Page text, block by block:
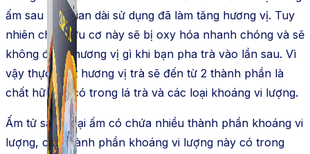
ấm sau thời gian dài sử dụng đã làm tăng hương vị. Tuy
nhiên chất hữu cơ này sẽ bị oxy hóa nhanh chóng và sẽ
không để lại hương vị gì khi bạn pha trà vào lần sau. Vì
vậy thực chất hương vị trà sẽ đến từ 2 thành phần là
chất hữu cơ có trong lá trà và các loại khoáng vi lượng.
Ấm tử sa là loại ấm có chứa nhiều thành phần khoáng vi
lượng, các thành phần khoáng vi lượng này có trong